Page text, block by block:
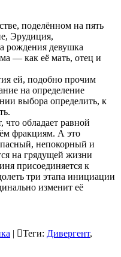
поделённом на пять
Эрудиция,
рождения девушка
— как её мать, отец и
ей, подобно прочим
на определение
выбора определить, к
что обладает равной
фракциям. А это
непокорный и
на грядущей жизни
присоединяется к
три этапа инициации
изменит её
| Теги: Дивергент,